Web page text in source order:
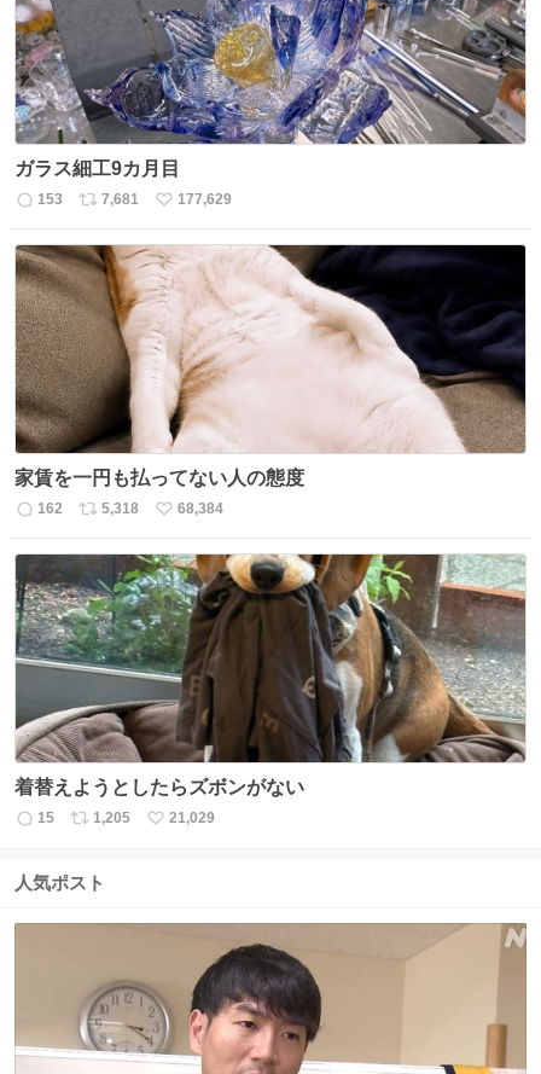
ガラス細工9カ月目
返
数
153
リ
ス
ト
数
7,681
い
ね
数
177,629
家賃を一円も払ってない人の態度
返
162
リ
ト
数
5,318
い
ね
数
68,384
着替えようとしたらズボンがない
返
数
15
リ
ス
数
1,205
い
21,029
人気ポスト